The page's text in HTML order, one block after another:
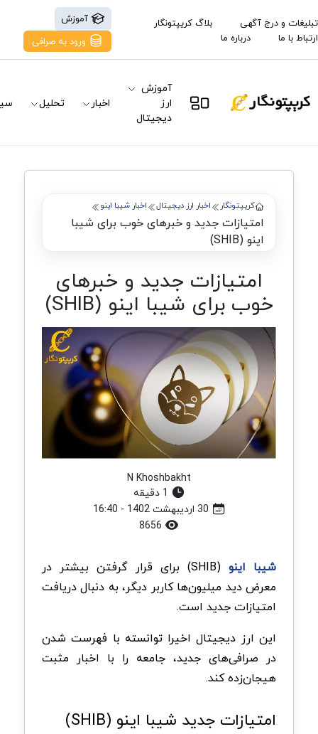
تبلیغات و درج آگهی
بلاگ کریپتونگار
ارتباط با ما
درباره ما
آموزش
ورود به صرافی
آموزش
ارز
دیجیتال
اخبار تحلیل
کریپتونگار اخبار ارز دیجیتال اخبار شیبا اینو
امتیازات جدید و خبرهای خوب برای شیبا
اینو (SHIB)
امتیازات جدید و خبرهای
خوب برای شیبا اینو (SHIB)
N Khoshbakht
شیبا اینو
(SHIB) برای قرار گرفتن بیشتر در
معرض دید میلیون‌ها کاربر دیگر، به دنبال دریافت
امتیازات جدید است.
این ارز دیجیتال اخیرا توانسته با فهرست شدن
در صرافی‌های جدید، جامعه را با اخبار مثبت
هیجان‌زده کند.
امتیازات جدید شیبا اینو (SHIB)